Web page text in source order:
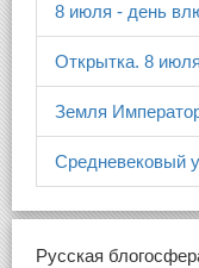
8 июля - день
Открытка. 8
Земля
Средневековый
Русская